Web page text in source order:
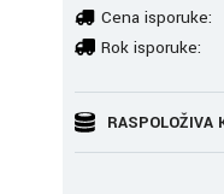
Cena isporuke:
Rok isporuke:
RASPOLOŽIVA